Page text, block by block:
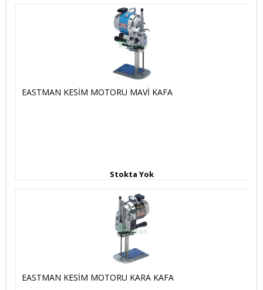
EASTMAN KESİM MOTORU MAVİ KAFA
Stokta Yok
EASTMAN KESİM MOTORU KARA KAFA